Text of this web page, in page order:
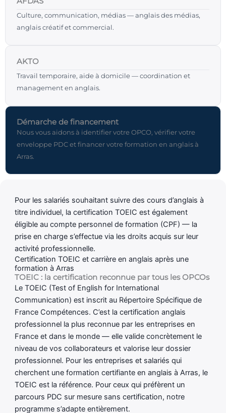
Culture, communication, médias — anglais des médias,
anglais créatif et commercial.
AKTO
Travail temporaire, aide à domicile — coordination et
management en anglais.
Démarche de financement
Nous vous aidons à identifier votre OPCO, vérifier votre
enveloppe PDC et financer votre formation en anglais à
Arras.
Pour les salariés souhaitant suivre des cours d’anglais à
titre individuel, la certification TOEIC est également
éligible au compte personnel de formation (CPF) — la
prise en charge s’effectue via les droits acquis sur leur
activité professionnelle.
Certification TOEIC et carrière en anglais après une
formation à Arras
TOEIC : la certification reconnue par tous les OPCOs
Le TOEIC (Test of English for International
Communication) est inscrit au Répertoire Spécifique de
France Compétences. C’est la certification anglais
professionnel la plus reconnue par les entreprises en
France et dans le monde — elle valide concrètement le
niveau de vos collaborateurs et valorise leur dossier
professionnel. Pour les entreprises et salariés qui
cherchent une formation certifiante en anglais à Arras, le
TOEIC est la référence. Pour ceux qui préfèrent un
parcours PDC sur mesure sans certification, notre
programme s’adapte entièrement.